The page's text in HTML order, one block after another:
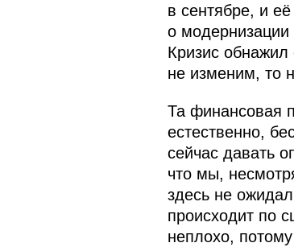
в сентябре, и
о модернизации
Кризис
не изменим, то
Та финансовая
естественно,
сейчас давать
что мы,
здесь не
происходит по
неплохо,